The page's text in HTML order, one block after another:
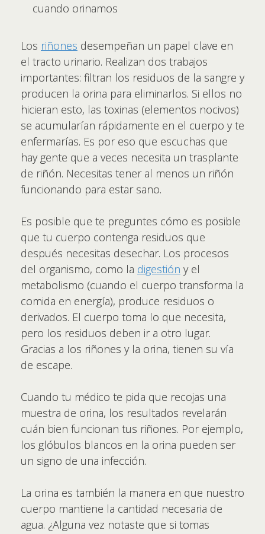
cuando orinamos
Los riñones desempeñan un papel clave en
el tracto urinario. Realizan dos trabajos
importantes: filtran los residuos de la sangre y
producen la orina para eliminarlos. Si ellos no
hicieran esto, las toxinas (elementos nocivos)
se acumularían rápidamente en el cuerpo y te
enfermarías. Es por eso que escuchas que
hay gente que a veces necesita un trasplante
de riñón. Necesitas tener al menos un riñón
funcionando para estar sano.
Es posible que te preguntes cómo es posible
que tu cuerpo contenga residuos que
después necesitas desechar. Los procesos
del organismo, como la digestión y el
metabolismo (cuando el cuerpo transforma la
comida en energía), produce residuos o
derivados. El cuerpo toma lo que necesita,
pero los residuos deben ir a otro lugar.
Gracias a los riñones y la orina, tienen su vía
de escape.
Cuando tu médico te pida que recojas una
muestra de orina, los resultados revelarán
cuán bien funcionan tus riñones. Por ejemplo,
los glóbulos blancos en la orina pueden ser
un signo de una infección.
La orina es también la manera en que nuestro
cuerpo mantiene la cantidad necesaria de
agua. ¿Alguna vez notaste que si tomas